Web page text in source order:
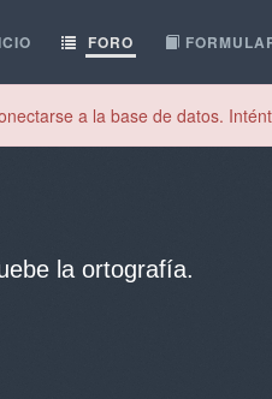
FORO
a la base de datos.
la ortografía.